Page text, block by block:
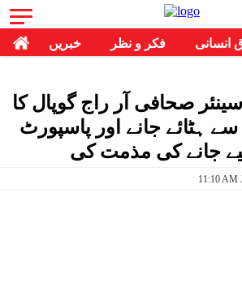
خبریں فکر و نظر انسانی
سینئر صحافی آر راج گوپال کا
ہٹائے جانے اور پاسپورٹ
جانے کی مذمت کی